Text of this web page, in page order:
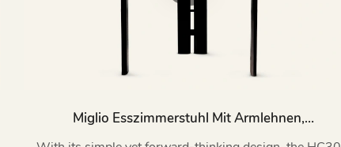
Miglio Esszimmerstuhl Mit Armlehnen,
Schwarz, Eschenholz, HC30